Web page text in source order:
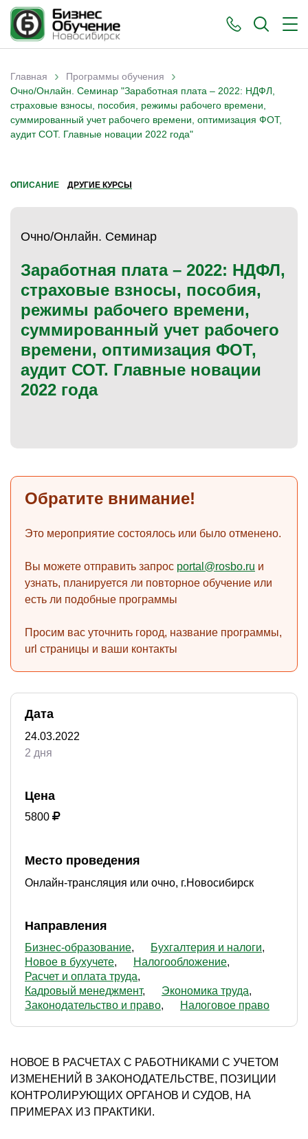
Вы здесь
Главная › Программы обучения ›
Очно/Онлайн. Семинар "Заработная плата – 2022: НДФЛ,
страховые взносы, пособия, режимы рабочего времени,
суммированный учет рабочего времени, оптимизация ФОТ,
аудит СОТ. Главные новации 2022 года"
ОПИСАНИЕ ДРУГИЕ КУРСЫ
Очно/Онлайн. Семинар
Заработная плата – 2022: НДФЛ,
страховые взносы, пособия,
режимы рабочего времени,
суммированный учет рабочего
времени, оптимизация ФОТ,
аудит СОТ. Главные новации
2022 года
Обратите внимание!
Это мероприятие состоялось или было отменено.
Вы можете отправить запрос portal@rosbo.ru и
узнать, планируется ли повторное обучение или
есть ли подобные программы
Просим вас уточнить город, название программы,
url страницы и ваши контакты
Дата
24.03.2022
2 дня
Цена
5800
Место проведения
Онлайн-трансляция или очно, г.Новосибирск
Направления
Бизнес-образование
Бухгалтерия и налоги
Новое в бухучете
Налогообложение
Расчет и оплата труда
Кадровый менеджмент
Экономика труда
Законодательство и право
Налоговое право
НОВОЕ В РАСЧЕТАХ С РАБОТНИКАМИ С УЧЕТОМ
ИЗМЕНЕНИЙ В ЗАКОНОДАТЕЛЬСТВЕ, ПОЗИЦИИ
КОНТРОЛИРУЮЩИХ ОРГАНОВ И СУДОВ, НА
ПРИМЕРАХ ИЗ ПРАКТИКИ.